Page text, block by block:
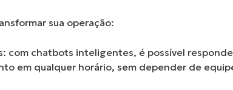
sua operação:
com chatbots inteligentes, é possível
em qualquer horário, sem depender de